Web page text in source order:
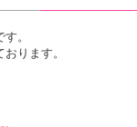
。
ります。